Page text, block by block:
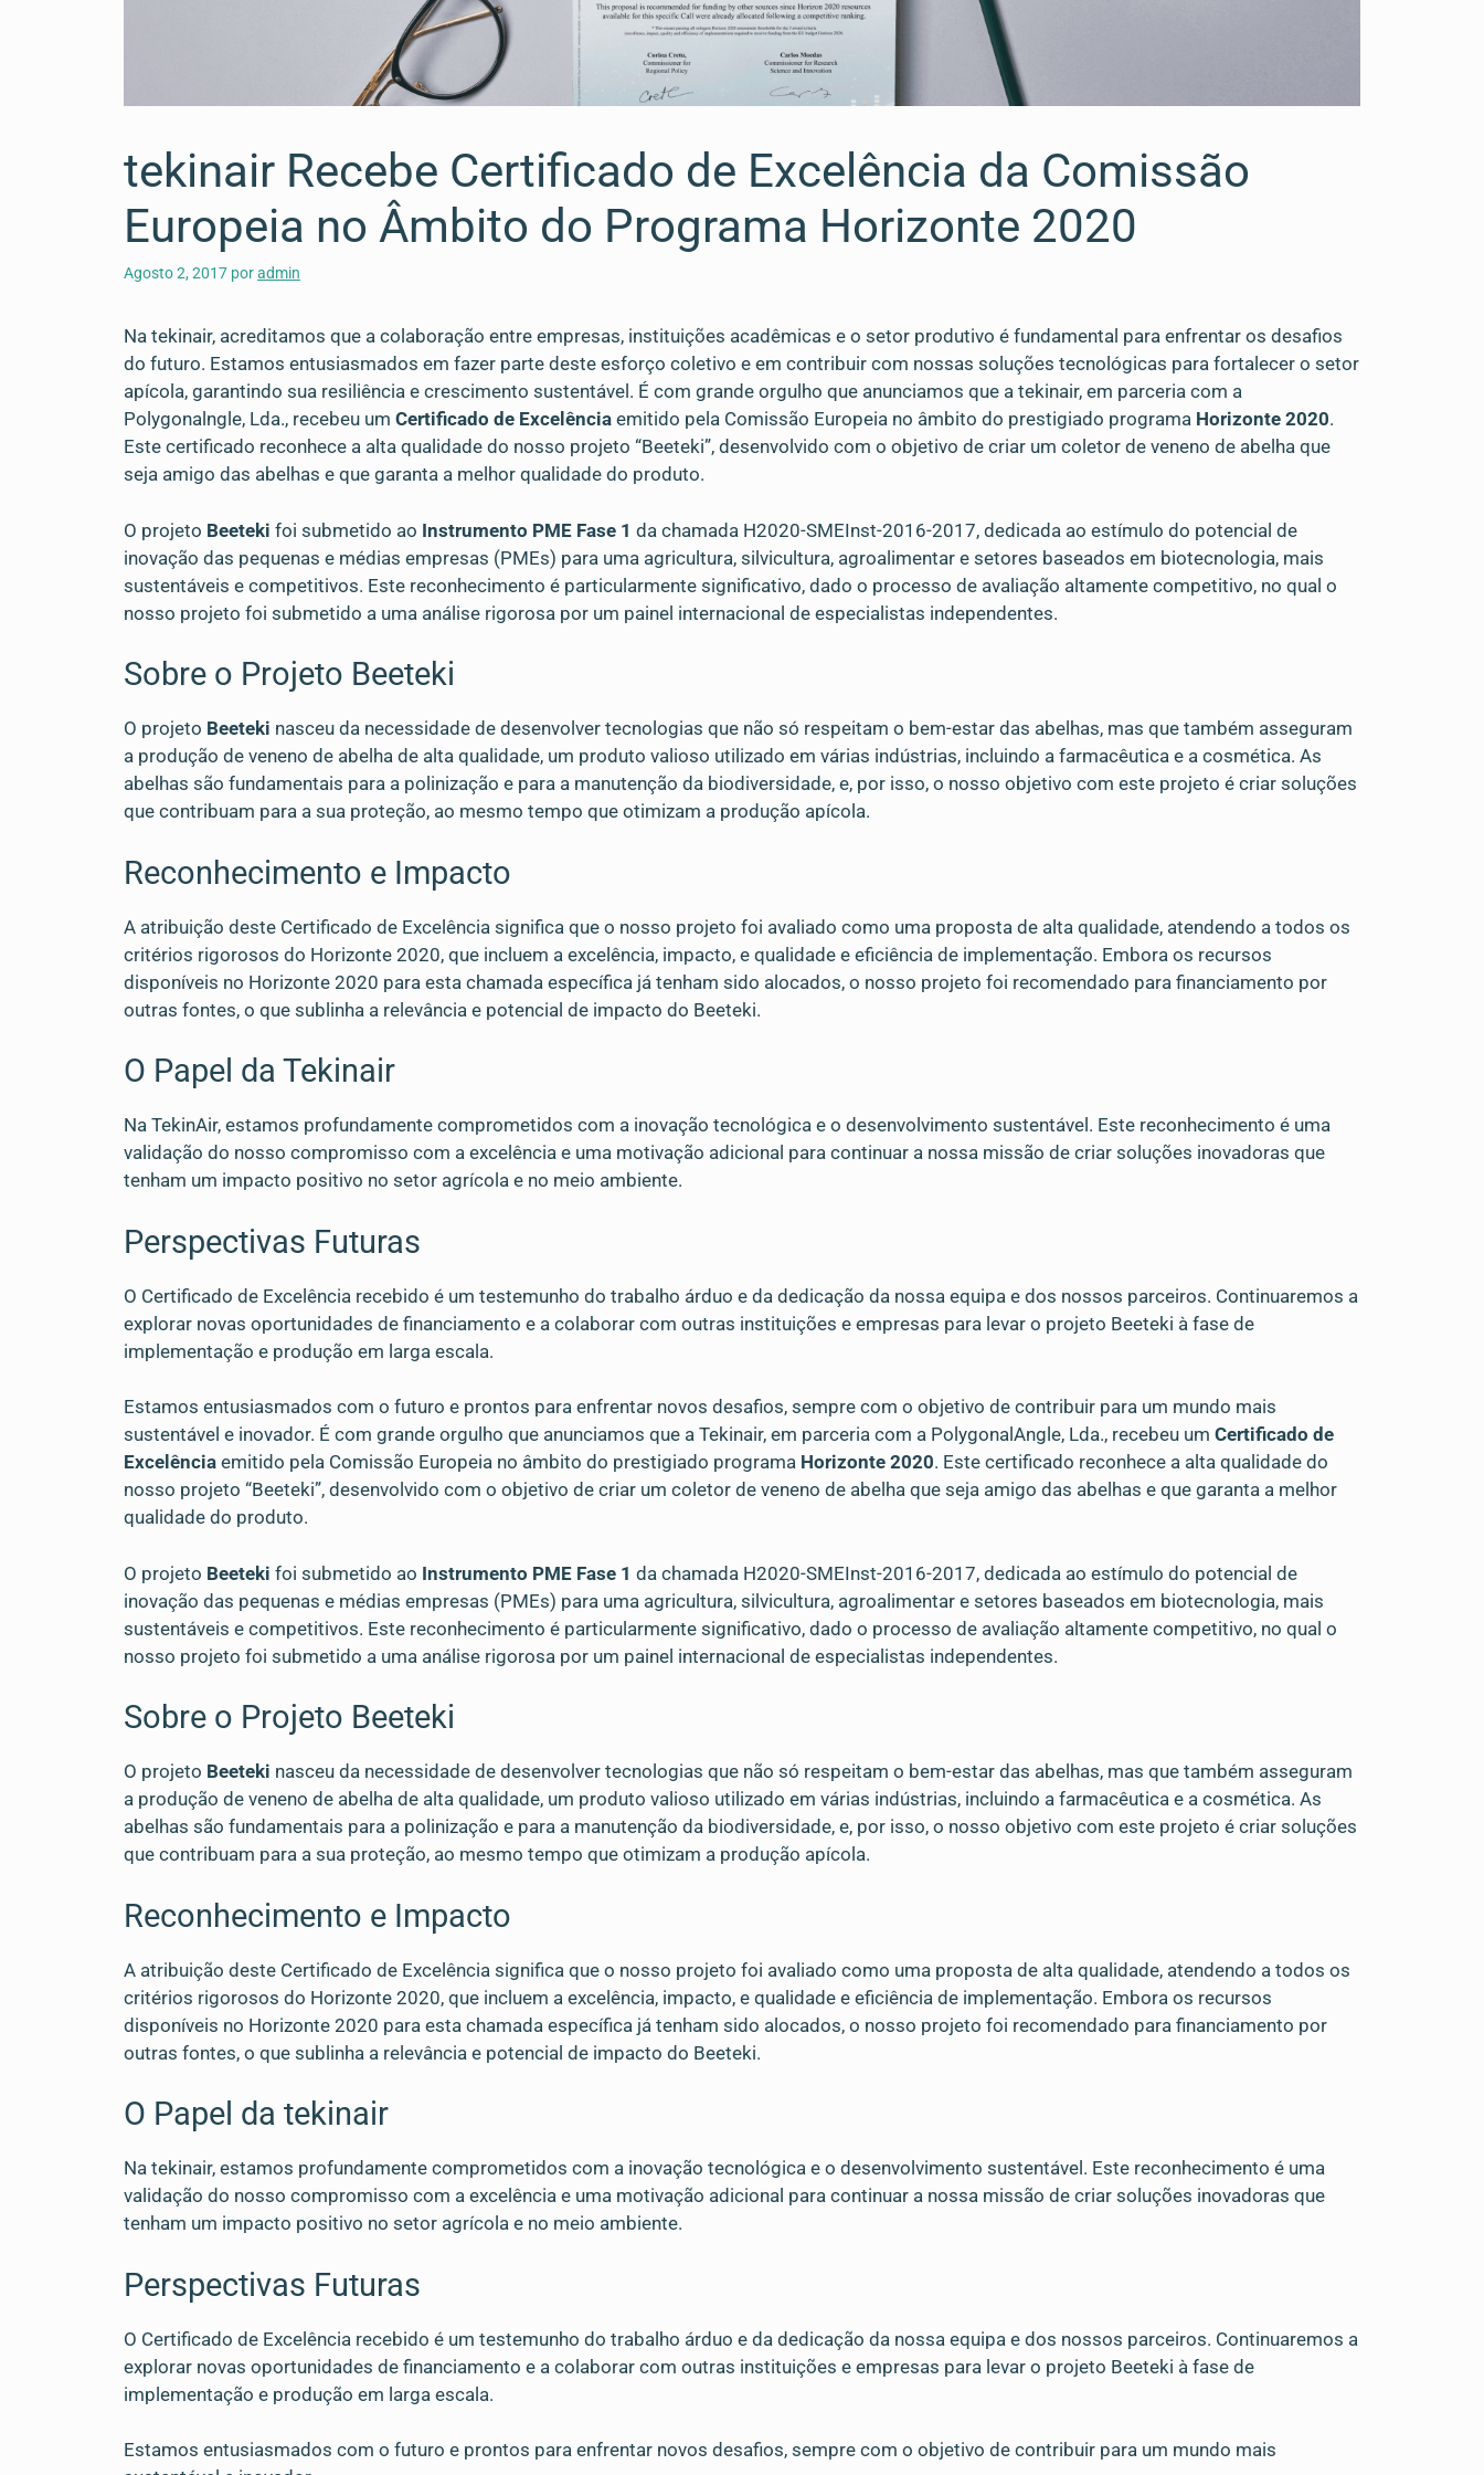
tekinair Recebe Certificado de Excelência da Comissão
Europeia no Âmbito do Programa Horizonte 2020
Agosto 2, 2017 poradmin
Na tekinair, acreditamos que a colaboração entre empresas, instituições acadêmicas e o setor produtivo é fundamental para enfrentar os desafios
do futuro. Estamos entusiasmados em fazer parte deste esforço coletivo e em contribuir com nossas soluções tecnológicas para fortalecer o setor
apícola, garantindo sua resiliência e crescimento sustentável. É com grande orgulho que anunciamos que a tekinair, em parceria com a
Polygonalngle, Lda., recebeu um Certificado de Excelência emitido pela Comissão Europeia no âmbito do prestigiado programa Horizonte 2020.
Este certificado reconhece a alta qualidade do nosso projeto “Beeteki”, desenvolvido com o objetivo de criar um coletor de veneno de abelha que
seja amigo das abelhas e que garanta a melhor qualidade do produto.
O projeto Beeteki foi submetido ao Instrumento PME Fase 1 da chamada H2020-SMEInst-2016-2017, dedicada ao estímulo do potencial de
inovação das pequenas e médias empresas (PMEs) para uma agricultura, silvicultura, agroalimentar e setores baseados em biotecnologia, mais
sustentáveis e competitivos. Este reconhecimento é particularmente significativo, dado o processo de avaliação altamente competitivo, no qual o
nosso projeto foi submetido a uma análise rigorosa por um painel internacional de especialistas independentes.
Sobre o Projeto Beeteki
O projeto Beeteki nasceu da necessidade de desenvolver tecnologias que não só respeitam o bem-estar das abelhas, mas que também asseguram
a produção de veneno de abelha de alta qualidade, um produto valioso utilizado em várias indústrias, incluindo a farmacêutica e a cosmética. As
abelhas são fundamentais para a polinização e para a manutenção da biodiversidade, e, por isso, o nosso objetivo com este projeto é criar soluções
que contribuam para a sua proteção, ao mesmo tempo que otimizam a produção apícola.
Reconhecimento e Impacto
A atribuição deste Certificado de Excelência significa que o nosso projeto foi avaliado como uma proposta de alta qualidade, atendendo a todos os
critérios rigorosos do Horizonte 2020, que incluem a excelência, impacto, e qualidade e eficiência de implementação. Embora os recursos
disponíveis no Horizonte 2020 para esta chamada específica já tenham sido alocados, o nosso projeto foi recomendado para financiamento por
outras fontes, o que sublinha a relevância e potencial de impacto do Beeteki.
O Papel da Tekinair
Na TekinAir, estamos profundamente comprometidos com a inovação tecnológica e o desenvolvimento sustentável. Este reconhecimento é uma
validação do nosso compromisso com a excelência e uma motivação adicional para continuar a nossa missão de criar soluções inovadoras que
tenham um impacto positivo no setor agrícola e no meio ambiente.
Perspectivas Futuras
O Certificado de Excelência recebido é um testemunho do trabalho árduo e da dedicação da nossa equipa e dos nossos parceiros. Continuaremos a
explorar novas oportunidades de financiamento e a colaborar com outras instituições e empresas para levar o projeto Beeteki à fase de
implementação e produção em larga escala.
Estamos entusiasmados com o futuro e prontos para enfrentar novos desafios, sempre com o objetivo de contribuir para um mundo mais
sustentável e inovador. É com grande orgulho que anunciamos que a Tekinair, em parceria com a PolygonalAngle, Lda., recebeu um Certificado de
Excelência emitido pela Comissão Europeia no âmbito do prestigiado programa Horizonte 2020. Este certificado reconhece a alta qualidade do
nosso projeto “Beeteki”, desenvolvido com o objetivo de criar um coletor de veneno de abelha que seja amigo das abelhas e que garanta a melhor
qualidade do produto.
O projeto Beeteki foi submetido ao Instrumento PME Fase 1 da chamada H2020-SMEInst-2016-2017, dedicada ao estímulo do potencial de
inovação das pequenas e médias empresas (PMEs) para uma agricultura, silvicultura, agroalimentar e setores baseados em biotecnologia, mais
sustentáveis e competitivos. Este reconhecimento é particularmente significativo, dado o processo de avaliação altamente competitivo, no qual o
nosso projeto foi submetido a uma análise rigorosa por um painel internacional de especialistas independentes.
Sobre o Projeto Beeteki
O projeto Beeteki nasceu da necessidade de desenvolver tecnologias que não só respeitam o bem-estar das abelhas, mas que também asseguram
a produção de veneno de abelha de alta qualidade, um produto valioso utilizado em várias indústrias, incluindo a farmacêutica e a cosmética. As
abelhas são fundamentais para a polinização e para a manutenção da biodiversidade, e, por isso, o nosso objetivo com este projeto é criar soluções
que contribuam para a sua proteção, ao mesmo tempo que otimizam a produção apícola.
Reconhecimento e Impacto
A atribuição deste Certificado de Excelência significa que o nosso projeto foi avaliado como uma proposta de alta qualidade, atendendo a todos os
critérios rigorosos do Horizonte 2020, que incluem a excelência, impacto, e qualidade e eficiência de implementação. Embora os recursos
disponíveis no Horizonte 2020 para esta chamada específica já tenham sido alocados, o nosso projeto foi recomendado para financiamento por
outras fontes, o que sublinha a relevância e potencial de impacto do Beeteki.
O Papel da tekinair
Na tekinair, estamos profundamente comprometidos com a inovação tecnológica e o desenvolvimento sustentável. Este reconhecimento é uma
validação do nosso compromisso com a excelência e uma motivação adicional para continuar a nossa missão de criar soluções inovadoras que
tenham um impacto positivo no setor agrícola e no meio ambiente.
Perspectivas Futuras
O Certificado de Excelência recebido é um testemunho do trabalho árduo e da dedicação da nossa equipa e dos nossos parceiros. Continuaremos a
explorar novas oportunidades de financiamento e a colaborar com outras instituições e empresas para levar o projeto Beeteki à fase de
implementação e produção em larga escala.
Estamos entusiasmados com o futuro e prontos para enfrentar novos desafios, sempre com o objetivo de contribuir para um mundo mais